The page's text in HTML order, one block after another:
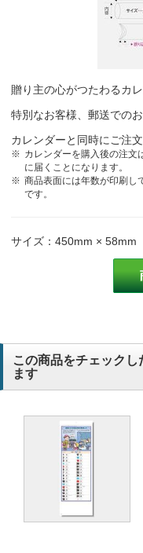
贈り主の心がつたわるカ
特別なお客様、郵送での
カレンダーと同時にご注
カレンダーを購入後の注文
に届くことになります。
商品表面には年数が印刷し
です。
サイズ：450mm × 58mm
この商品をチェック
ます